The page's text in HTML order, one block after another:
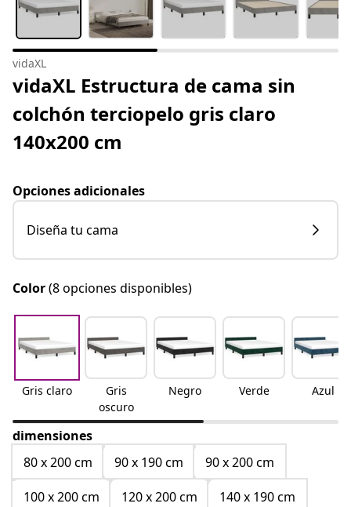
vidaXL
vidaXL Estructura de cama sin
colchón terciopelo gris claro
140x200 cm
Opciones adicionales
Diseña tu cama
Color(8 opciones disponibles)
Gris claro
Gris
oscuro
Negro Verde Azul
dimensiones
80 x 200 cm
90 x 190 cm
90 x 200 cm
100 x 200 cm
120 x 200 cm
140 x 190 cm